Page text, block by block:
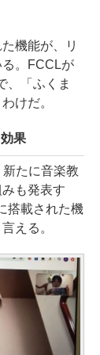
機能が、リ
。FCCLが
、「ふくま
けだ。
果
たに音楽教
も発表す
搭載された機
える。